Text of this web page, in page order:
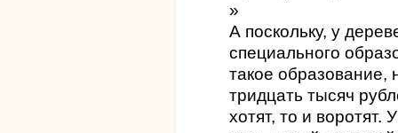
»
А поскольку, у
специального
такое образование,
тридцать тысяч
хотят, то и